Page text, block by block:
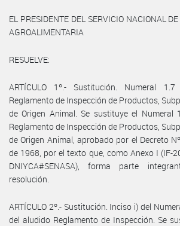
EL PRESIDENTE DEL SERVICIO NACIONAL
AGROALIMENTARIA
RESUELVE:
ARTÍCULO 1º.- Sustitución. Numeral
Reglamento de Inspección de Productos,
de Origen Animal. Se sustituye el Numeral
Reglamento de Inspección de Productos,
de Origen Animal, aprobado por el Decreto
de 1968, por el texto que, como Anexo I (IF-
DNIYCA#SENASA), forma parte
resolución.
ARTÍCULO 2º.- Sustitución. Inciso i) del
del aludido Reglamento de Inspección. Se